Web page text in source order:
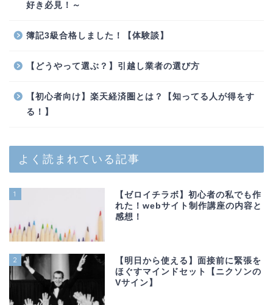
好き必見！～
簿記3級合格しました！【体験談】
【どうやって選ぶ？】引越し業者の選び方
【初心者向け】楽天経済圏とは？【知ってる人が得をす
る！】
よく読まれている記事
1
【ゼロイチラボ】初心者の私でも作
れた！webサイト制作講座の内容と
感想！
2
【明日から使える】面接前に緊張を
ほぐすマインドセット【ニクソンの
Vサイン】